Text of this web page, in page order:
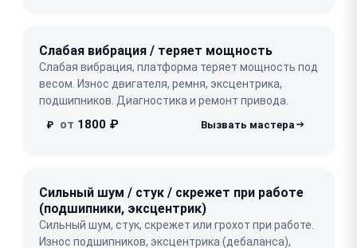
Слабая вибрация / теряет мощность
Слабая вибрация, платформа теряет мощность под
весом. Износ двигателя, ремня, эксцентрика,
подшипников. Диагностика и ремонт привода.
₽ от 1800 ₽
Сильный шум / стук / скрежет при работе
(подшипники, эксцентрик)
Сильный шум, стук, скрежет или грохот при работе.
Износ подшипников, эксцентрика (дебаланса),